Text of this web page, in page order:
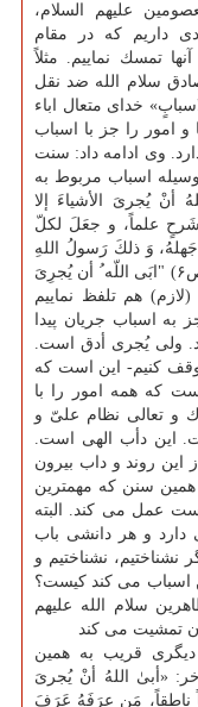
علیهم السلام،
داریم كه در مقام
تمسك نماییم. مثلاً
سلام الله ضد نقل
خدای متعال اباء
و امور را جز با اسباب
ندارد. وی ادامه داد: سنت
اسباب مربوط به
أنْ یُجریَ الأشیاءَ إلا
علماً، و جعَلَ لكلّ
وَ ذلكَ رَسولُ اللهِ
(ص) و نَحنُ» (بصائر الدّرجات للصفّار: ج۱، ص۶) "ابَی اللّه ُ أن یُجرِیَ
(لازم) هم تلفظ نماییم
به اسباب جریان پیدا
ولی یُجری أدق است.
كنیم- این است كه
كه همه امور را با
و تعالی نظام علیّ و
این دأب الهی است.
این روند و داب بیرون
همین سنن كه مهمترین
عمل می كند. البته
و هر دانشی باب
نشناختیم، نشناختیم و
اسباب می كند كیست؟
سلام الله علیهم
تمشیت می كند
دیگری قریب به همین
«أبیٰ اللهُ أنْ یُجریَ
ناطقاً، مَن عرَفَهُ عَرَفَ